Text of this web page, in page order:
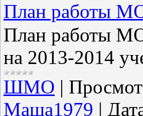
План работы
План работы
на 2013-2014
ШМО |
Маша1979 |